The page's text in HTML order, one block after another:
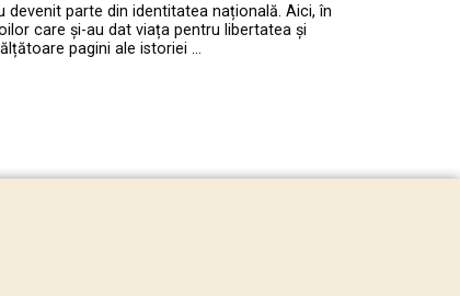
parte din identitatea națională. Aici, în
care și-au dat viața pentru libertatea și
pagini ale istoriei …